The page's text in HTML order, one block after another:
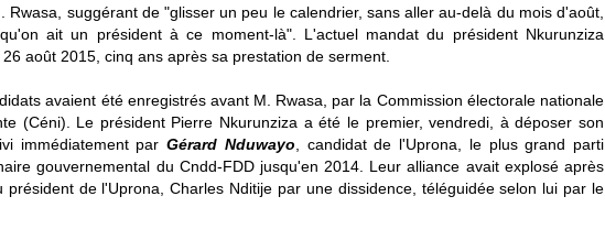
Rwasa, suggérant de "glisser un peu le calendrier, sans aller au-delà du mois d'août,
ait un président à ce moment-là". L'actuel mandat du président Nkurunziza
août 2015, cinq ans après sa prestation de serment.
avaient été enregistrés avant M. Rwasa, par la Commission électorale nationale
(Céni). Le président Pierre Nkurunziza a été le premier, vendredi, à déposer son
immédiatement par Gérard Nduwayo , candidat de l'Uprona, le plus grand parti
gouvernemental du Cndd-FDD jusqu'en 2014. Leur alliance avait explosé après
président de l'Uprona, Charles Nditije par une dissidence, téléguidée selon lui par le